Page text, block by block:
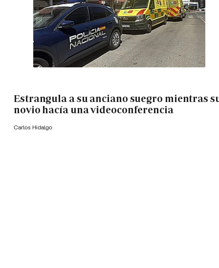
Estrangula a su anciano suegro mientras
novio hacía una videoconferencia
Carlos Hidalgo